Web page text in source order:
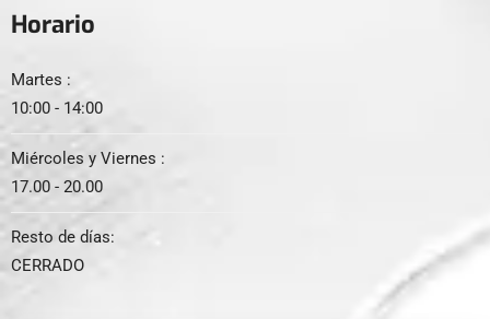
Horario
Martes :
10:00 - 14:00
Miércoles y Viernes :
17.00 - 20.00
Resto de días:
CERRADO